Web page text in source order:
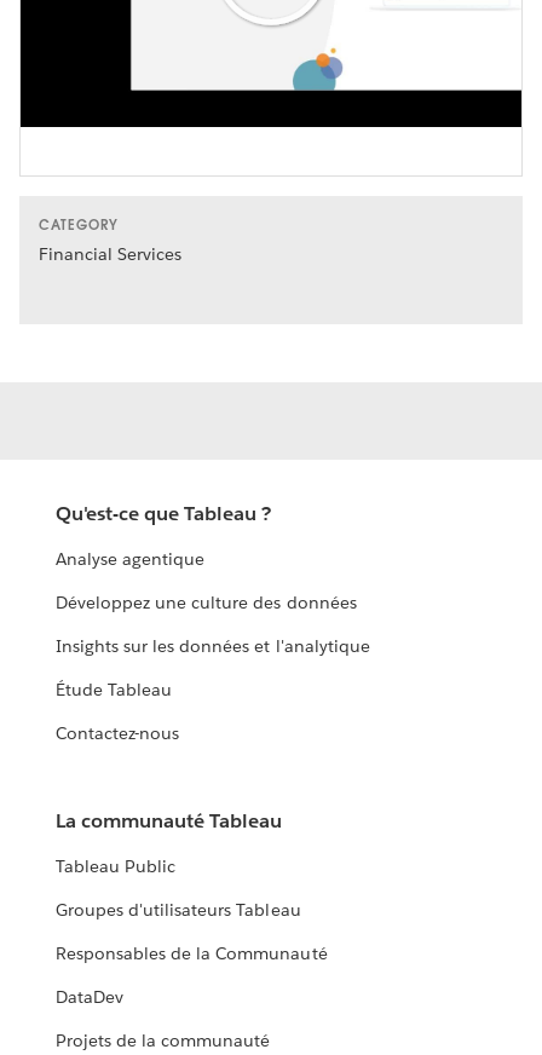
Play
Video
CATEGORY
Financial Services
Qu'est-ce que Tableau ?
Analyse agentique
Développez une culture des données
Insights sur les données et l'analytique
Étude Tableau
Contactez-nous
La communauté Tableau
Tableau Public
Groupes d'utilisateurs Tableau
Responsables de la Communauté
DataDev
Projets de la communauté